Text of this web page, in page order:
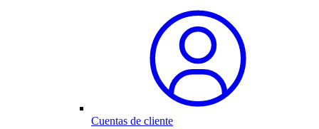
Cuentas de cliente